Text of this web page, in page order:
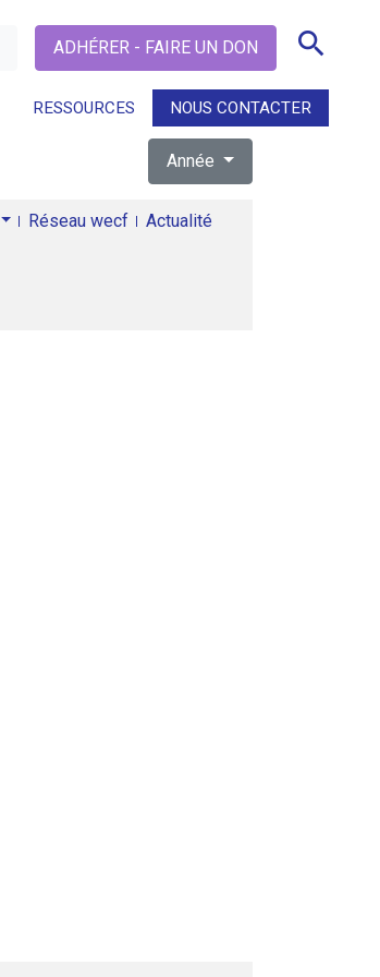
ADHÉRER - FAIRE UN DON search
RESSOURCES NOUS CONTACTER
search
Année
Réseau wecf Actualité